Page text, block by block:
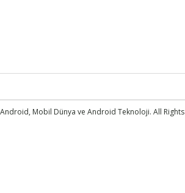
Mobil Dünya ve Android Teknoloji. All Rights